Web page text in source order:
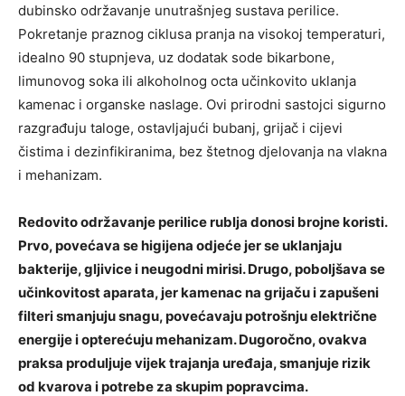
dubinsko održavanje unutrašnjeg sustava perilice.
Pokretanje praznog ciklusa pranja na visokoj temperaturi,
idealno 90 stupnjeva, uz dodatak sode bikarbone,
limunovog soka ili alkoholnog octa učinkovito uklanja
kamenac i organske naslage. Ovi prirodni sastojci sigurno
razgrađuju taloge, ostavljajući bubanj, grijač i cijevi
čistima i dezinfikiranima, bez štetnog djelovanja na vlakna
i mehanizam.
Redovito održavanje perilice rublja donosi brojne koristi.
Prvo, povećava se higijena odjeće jer se uklanjaju
bakterije, gljivice i neugodni mirisi. Drugo, poboljšava se
učinkovitost aparata, jer kamenac na grijaču i zapušeni
filteri smanjuju snagu, povećavaju potrošnju električne
energije i opterećuju mehanizam. Dugoročno, ovakva
praksa produljuje vijek trajanja uređaja, smanjuje rizik
od kvarova i potrebe za skupim popravcima.